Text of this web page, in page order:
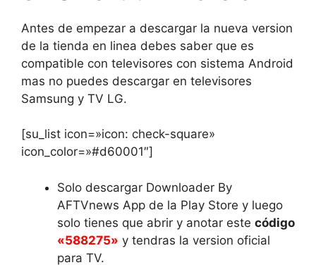
Antes de empezar a descargar la nueva version
de la tienda en linea debes saber que es
compatible con televisores con sistema Android
mas no puedes descargar en televisores
Samsung y TV LG.
[su_list icon=»icon: check-square»
icon_color=»#d60001″]
Solo descargar Downloader By
AFTVnews App de la Play Store y luego
solo tienes que abrir y anotar este código
«588275» y tendras la version oficial
para TV.